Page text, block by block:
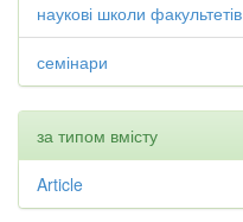
наукові школи факультетів
семінари
за типом вмісту
Article